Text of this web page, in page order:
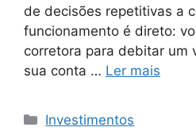
de decisões repetitivas a
funcionamento é direto:
corretora para debitar um
sua conta … Ler mais
Categorias
Investimentos